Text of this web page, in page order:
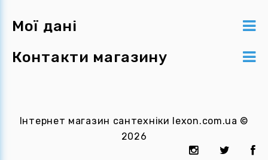
Мої дані
Контакти магазину
Інтернет магазин сантехніки lexon.com.ua ©
2026